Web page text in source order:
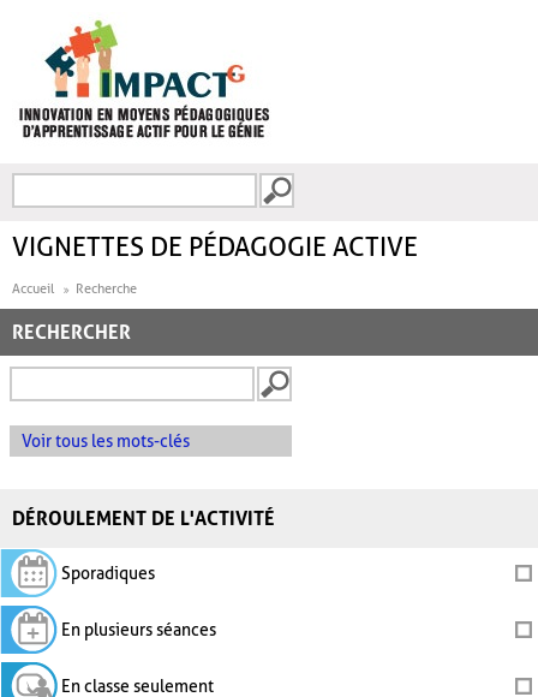
FORMULAIRE DE
VIGNETTES DE PÉDAGOGIE ACTIVE
Accueil Recherche
RECHERCHER
Voir tous les mots-clés
DÉROULEMENT DE L'ACTIVITÉ
Sporadiques
En plusieurs séances
En classe seulement